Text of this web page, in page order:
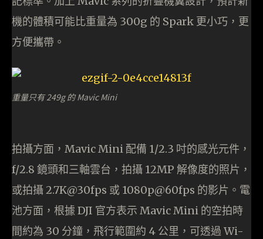
機的體積可能比重量為 300g 的 Spark 更小巧，更
方便攜帶。
重量只有 249g 的 Mavic Mini
拍攝方面，Mavic Mini 配備 1/2.3 吋的感光元件，
f/2.8 鏡頭和三軸雲台，拍攝 12MP 解像度的照片，
或拍攝 2.7K@30fps 或 1080p@60fps 的影片。電
池方面，根據 DJI 官方表示 Mavic Mini 的空拍時
間約為 30 分鐘，飛行範圍約 4 公里，可透過 Wi-